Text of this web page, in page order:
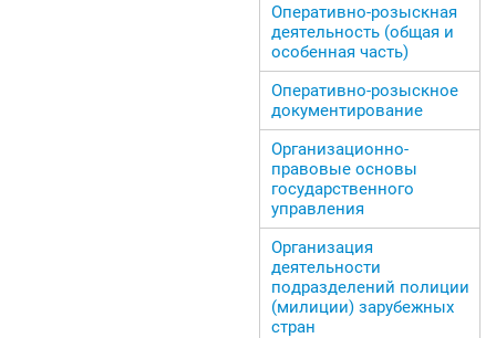
Оперативно-розыскная
деятельность (общая и
особенная часть)
Оперативно-розыскное
документирование
Организационно-
правовые основы
государственного
управления
Организация
деятельности
подразделений полиции
(милиции) зарубежных
стран